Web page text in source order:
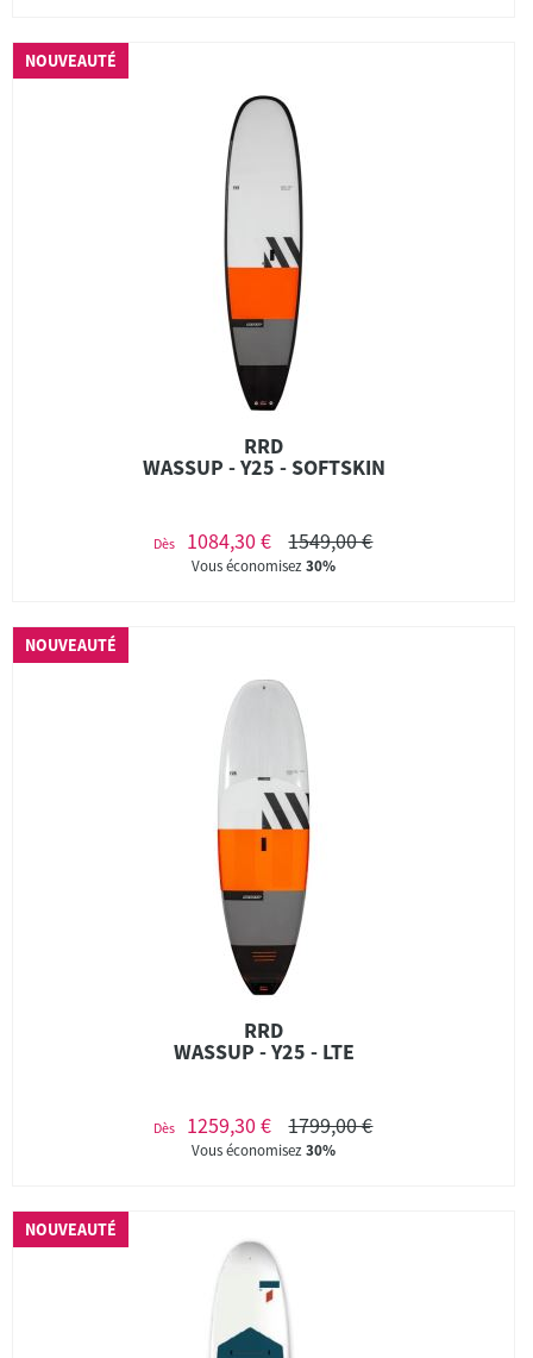
NOUVEAUTÉ
RRD
WASSUP - Y25 - SOFTSKIN
Dès 1084,30 € 1549,00 €
Vous économisez30%
NOUVEAUTÉ
RRD
WASSUP - Y25 - LTE
Dès 1259,30 € 1799,00 €
Vous économisez30%
NOUVEAUTÉ